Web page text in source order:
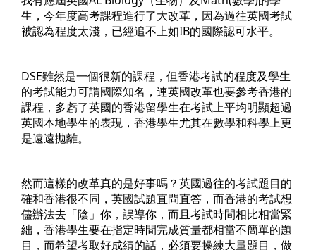
生，今年度高考課程進行了大改革，因為過往英國考試
被認為程度太淺，已經追不上如IB的國際認可水平。
DSE雖然是一個很新的課程，但香港考試的程度及學生
的考試能力可謂國際知名，連英國改革也要參考香港的
課程，多虧了英國的香港留學生在考試上平均明顯超過
英國本地學生的表現，香港學生尤其在數學和科學上更
是遠遠拋離。
然而這樣的改革真的是好事嗎？英國過往的考試題目的
確和香港很不同，英國試題直問直答，而香港的考試想
儘辦法去「陰」你，誤導你，而且考試時間相比相當緊
絀，香港學生要在指定時間完成質量都相當不簡單的題
目，而希望考取好成績的話，必須要操練大量題目，做